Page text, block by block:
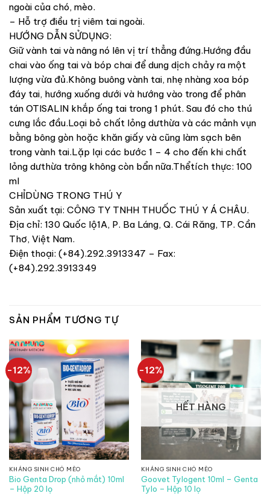
ngoài của chó, mèo.
– Hỗ trợ điều trị viêm tai ngoài.
HƯỚNG DẪN SỬDỤNG:
Giữ vành tai và nâng nó lên vị trí thẳng đứng.Hướng đầu
chai vào ống tai và bóp chai để dung dịch chảy ra một
lượng vừa đủ.Không buông vành tai, nhẹ nhàng xoa bóp
đáy tai, hướng xuống dưới và hướng vào trong để phân
tán OTISALIN khắp ống tai trong 1 phút. Sau đó cho thú
cưng lắc đầu.Loại bỏ chất lỏng dưthừa và các mảnh vụn
bằng bông gòn hoặc khăn giấy và cũng làm sạch bên
trong vành tai.Lặp lại các bước 1 – 4 cho đến khi chất
lỏng dưthừa trông không còn bẩn nữa.Thểtích thực: 100
ml
CHỈDÙNG TRONG THÚ Y
Sản xuất tại: CÔNG TY TNHH THUỐC THÚ Y Á CHÂU.
Địa chỉ: 130 Quốc lộ1A, P. Ba Láng, Q. Cái Răng, TP. Cần
Thơ, Việt Nam.
Điện thoại: (+84).292.3913347 – Fax:
(+84).292.3913349
SẢN PHẨM TƯƠNG TỰ
-12%
KHÁNG SINH CHÓ MÈO
Bio Genta Drop (nhỏ mắt) 10ml
– Hộp 20 lọ
-12%
HẾT HÀNG
KHÁNG SINH CHÓ MÈO
Goovet Tylogent 10ml – Genta
Tylo – Hộp 10 lọ